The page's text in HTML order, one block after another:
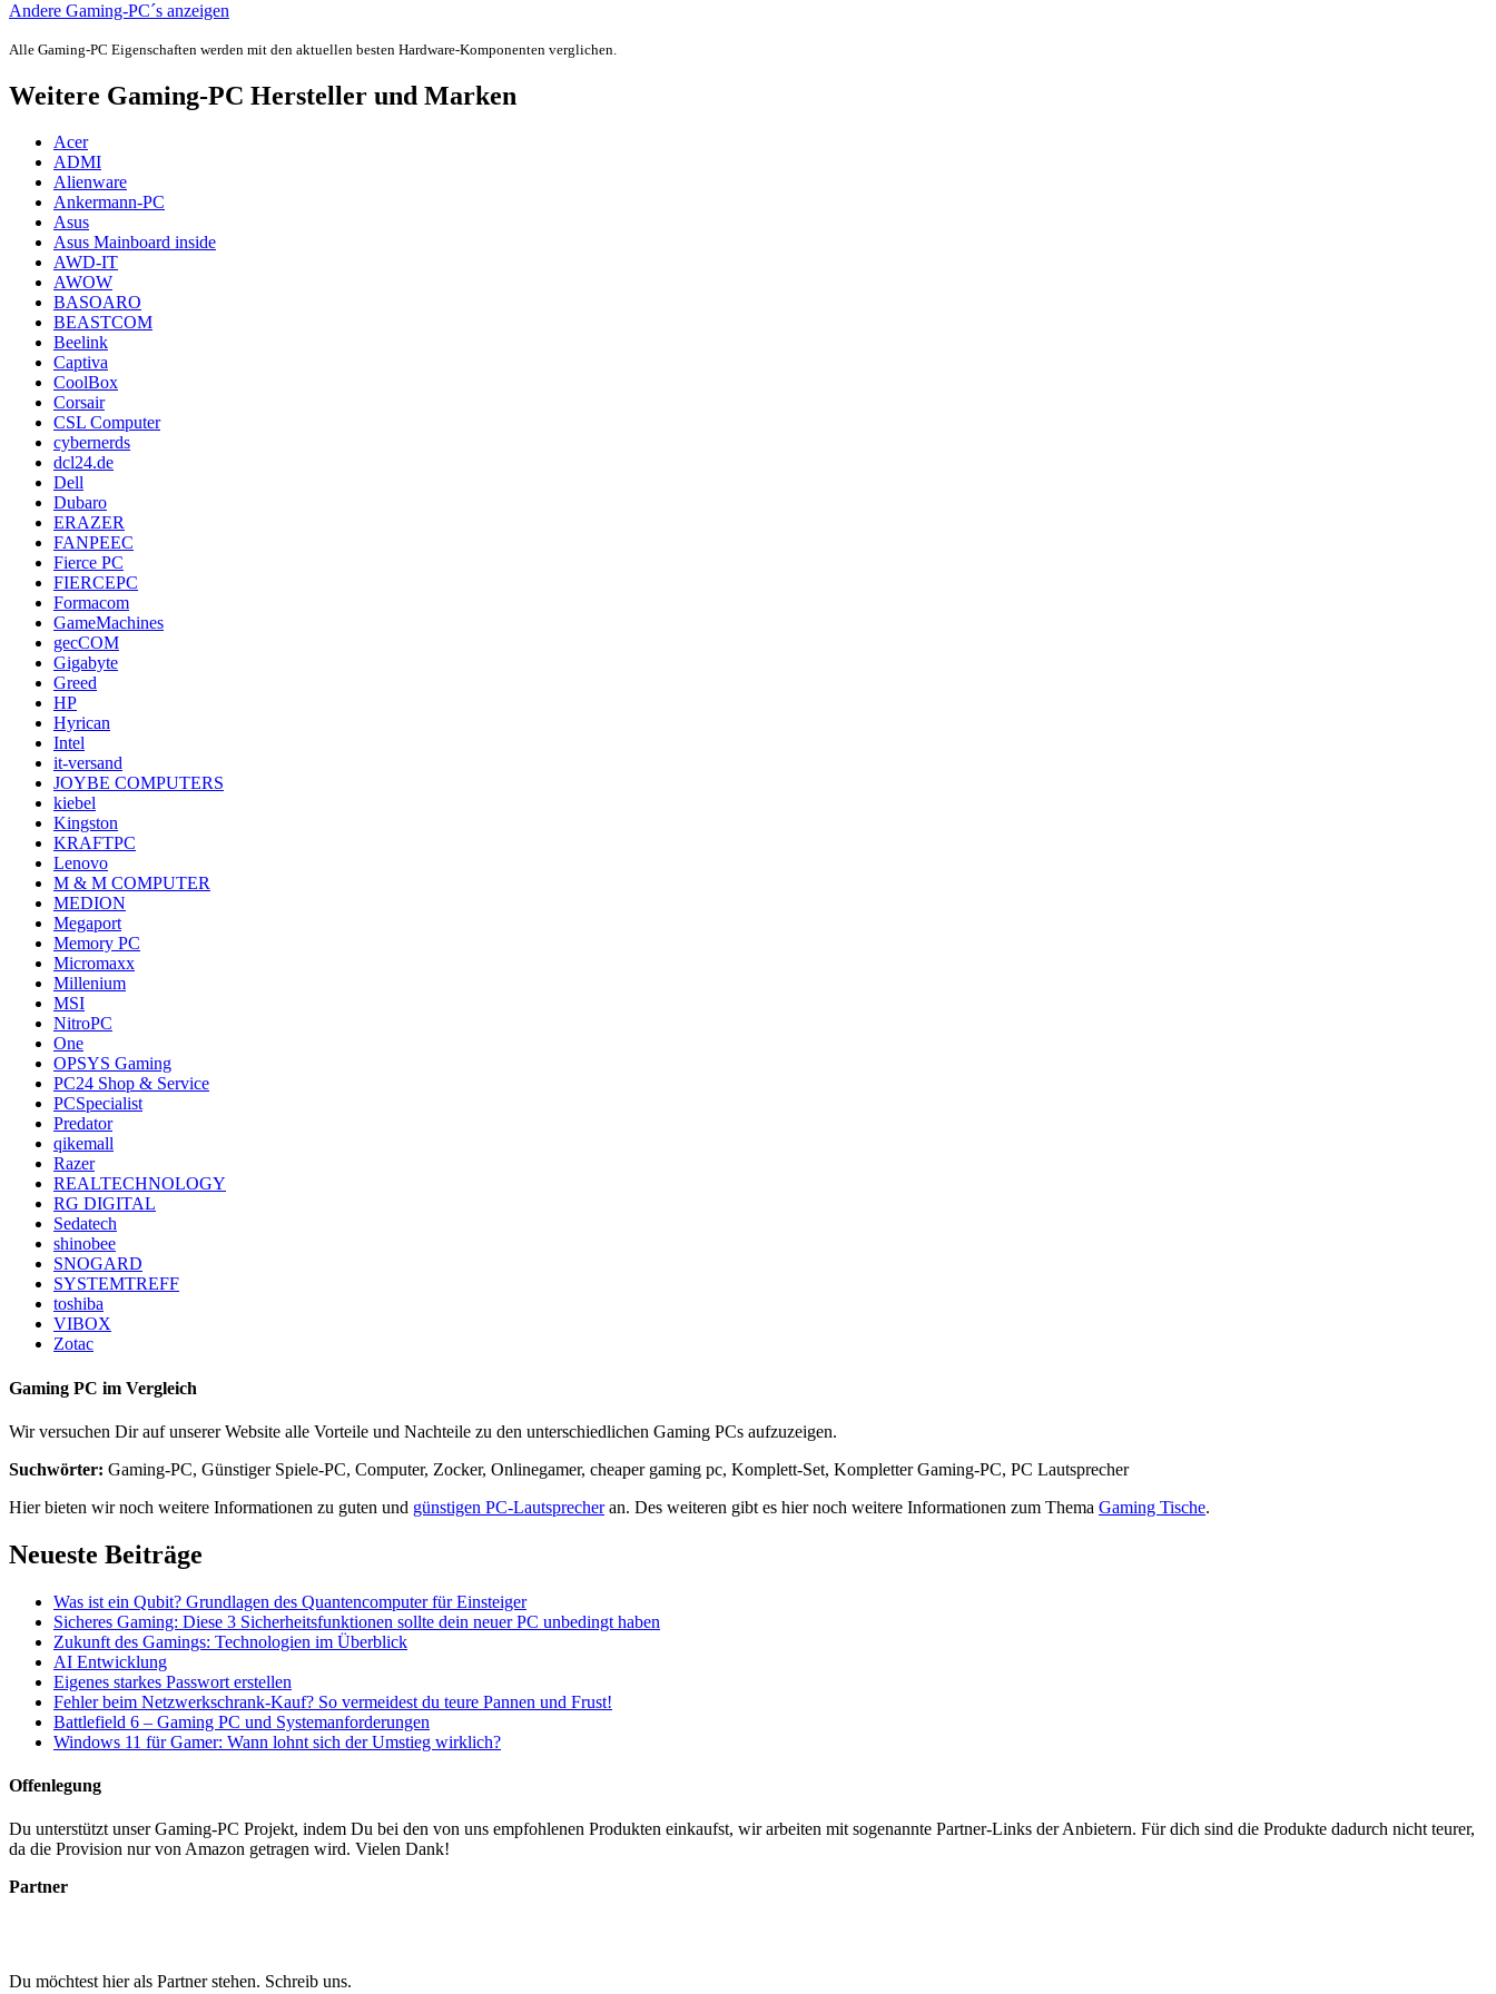
Andere Gaming-PC´s anzeigen
Alle Gaming-PC Eigenschaften werden mit den aktuellen besten Hardware-Komponenten verglichen.
Weitere Gaming-PC Hersteller und Marken
Acer
ADMI
Alienware
Ankermann-PC
Asus
Asus Mainboard inside
AWD-IT
AWOW
BASOARO
BEASTCOM
Beelink
Captiva
CoolBox
Corsair
CSL Computer
cybernerds
dcl24.de
Dell
Dubaro
ERAZER
FANPEEC
Fierce PC
FIERCEPC
Formacom
GameMachines
gecCOM
Gigabyte
Greed
HP
Hyrican
Intel
it-versand
JOYBE COMPUTERS
kiebel
Kingston
KRAFTPC
Lenovo
M & M COMPUTER
MEDION
Megaport
Memory PC
Micromaxx
Millenium
MSI
NitroPC
One
OPSYS Gaming
PC24 Shop & Service
PCSpecialist
Predator
qikemall
Razer
REALTECHNOLOGY
RG DIGITAL
Sedatech
shinobee
SNOGARD
SYSTEMTREFF
toshiba
VIBOX
Zotac
Gaming PC im Vergleich
Wir versuchen Dir auf unserer Website alle Vorteile und Nachteile zu den unterschiedlichen Gaming PCs aufzuzeigen.
Suchwörter: Gaming-PC, Günstiger Spiele-PC, Computer, Zocker, Onlinegamer, cheaper gaming pc, Komplett-Set, Kompletter Gaming-PC, PC Lautsprecher
Hier bieten wir noch weitere Informationen zu guten und günstigen PC-Lautsprecheran. Des weiteren gibt es hier noch weitere Informationen zum Thema Gaming Tische.
Neueste Beiträge
Was ist ein Qubit? Grundlagen des Quantencomputer für Einsteiger
Sicheres Gaming: Diese 3 Sicherheitsfunktionen sollte dein neuer PC unbedingt haben
Zukunft des Gamings: Technologien im Überblick
AI Entwicklung
Eigenes starkes Passwort erstellen
Fehler beim Netzwerkschrank-Kauf? So vermeidest du teure Pannen und Frust!
Battlefield 6 – Gaming PC und Systemanforderungen
Windows 11 für Gamer: Wann lohnt sich der Umstieg wirklich?
Offenlegung
Du unterstützt unser Gaming-PC Projekt, indem Du bei den von uns empfohlenen Produkten einkaufst, wir arbeiten mit sogenannte Partner-Links der Anbietern. Für dich sind die Produkte dadurch nicht teurer,
da die Provision nur von Amazon getragen wird. Vielen Dank!
Partner
Du möchtest hier als Partner stehen. Schreib uns.